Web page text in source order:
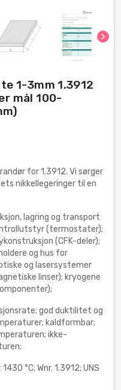
chevron_right
1-3mm 1.3912
mål 100-
for 1.3912. Vi sørger
nikkellegeringer til en
lagring og transport
(termostater);
(CFK-deler);
og hus for
og lasersystemer
linser); kryogene
god duktilitet og
kaldformbar;
ikke-
°C; Wnr. 1.3912; UNS